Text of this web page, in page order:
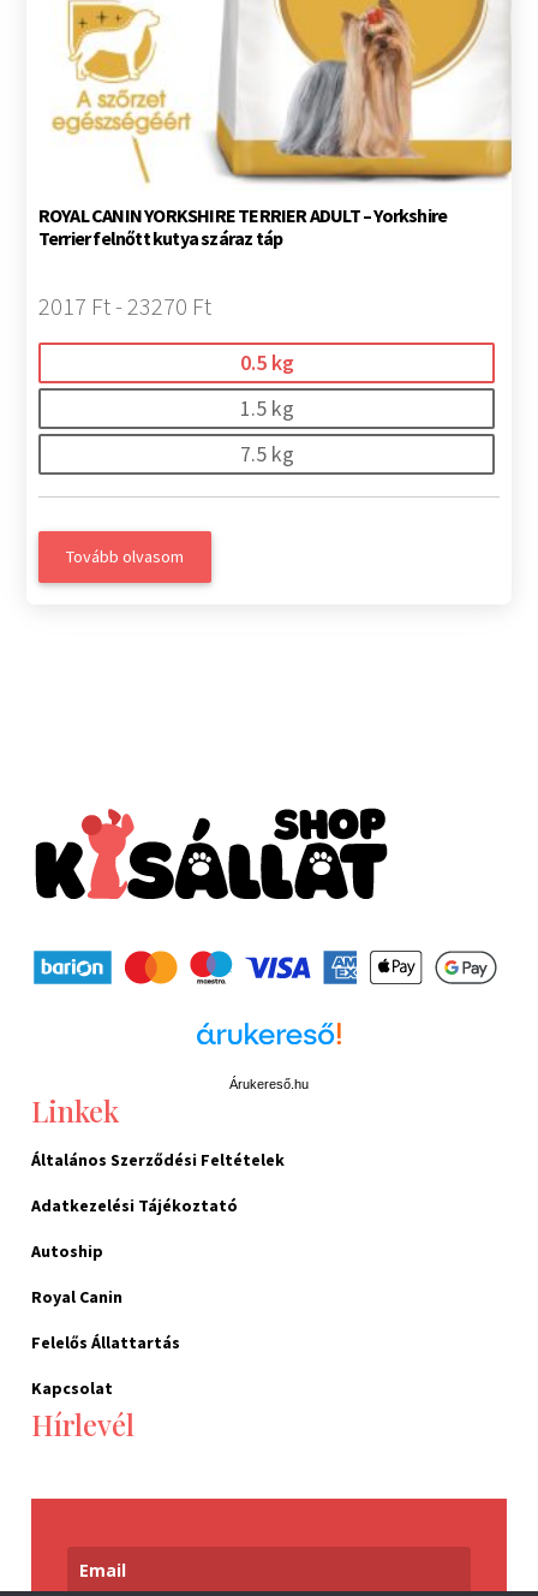
ROYAL CANIN YORKSHIRE TERRIER ADULT – Yorkshire
Terrier felnőtt kutya száraz táp
2017 Ft - 23270 Ft
0.5 kg
1.5 kg
7.5 kg
Tovább olvasom
Árukereső.hu
Linkek
Általános Szerződési Feltételek
Adatkezelési Tájékoztató
Autoship
Royal Canin
Felelős Állattartás
Kapcsolat
Hírlevél